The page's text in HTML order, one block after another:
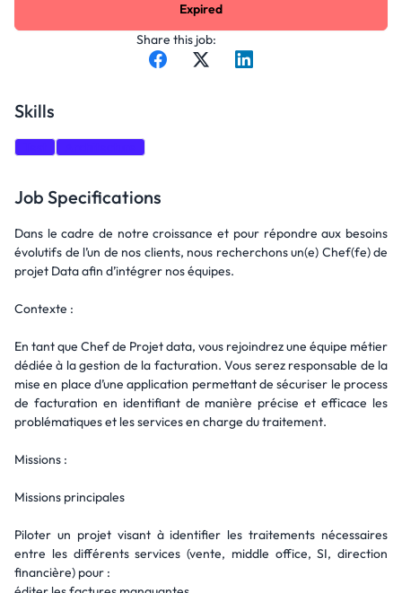
Share this job:
Expired
Skills
Job Specifications
Dans le cadre de notre croissance et pour répondre aux besoins
évolutifs de l’un de nos clients, nous recherchons un(e) Chef(fe) de
projet Data afin d’intégrer nos équipes.
Contexte :
En tant que Chef de Projet data, vous rejoindrez une équipe métier
dédiée à la gestion de la facturation. Vous serez responsable de la
mise en place d’une application permettant de sécuriser le process
de facturation en identifiant de manière précise et efficace les
problématiques et les services en charge du traitement.
Missions :
Missions principales
Piloter un projet visant à identifier les traitements nécessaires
entre les différents services (vente, middle office, SI, direction
financière) pour :